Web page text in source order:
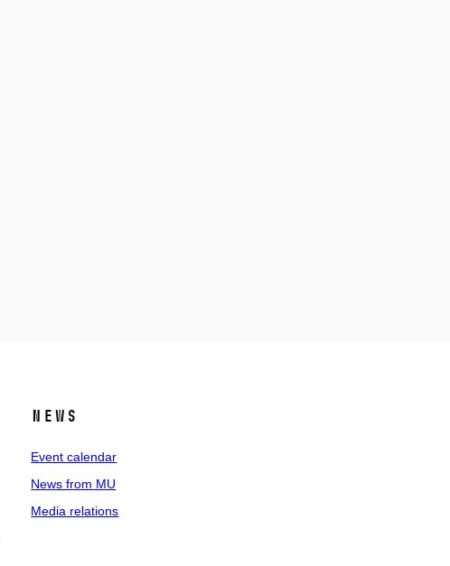
News
Event calendar
News from MU
Media relations